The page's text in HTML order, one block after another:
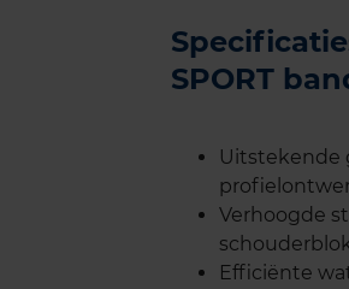
SPORT
Uitstekende
Verhoogde
Efficiënte